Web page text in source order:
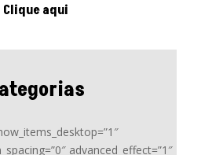
Clique aqui
advanced_effect=”1″